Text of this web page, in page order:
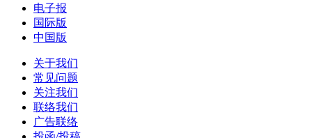
电子报
国际版
中国版
关于我们
常见问题
关注我们
联络我们
广告联络